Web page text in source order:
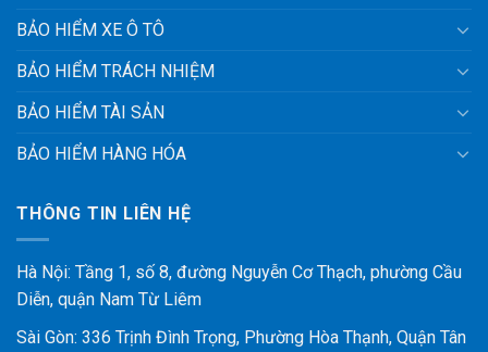
BẢO HIỂM XE Ô TÔ
BẢO HIỂM TRÁCH NHIỆM
BẢO HIỂM TÀI SẢN
BẢO HIỂM HÀNG HÓA
THÔNG TIN LIÊN HỆ
Hà Nội: Tầng 1, số 8, đường Nguyễn Cơ Thạch, phường Cầu
Diễn, quận Nam Từ Liêm
Sài Gòn: 336 Trịnh Đình Trọng, Phường Hòa Thạnh, Quận Tân